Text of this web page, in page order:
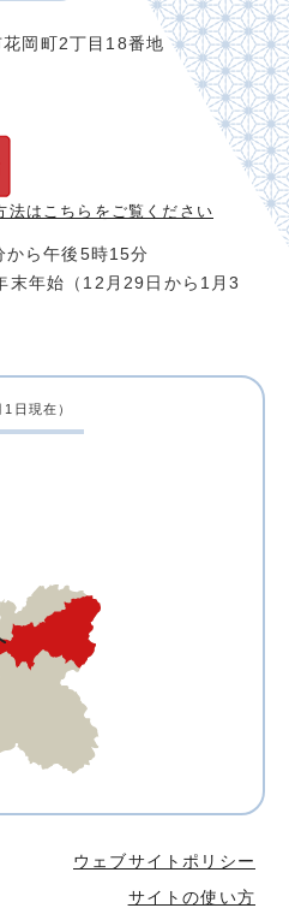
花岡町2丁目18番地
法は こちらをご覧ください
から午後5時15分
末年始（12月29日から1月3
1日現在）
ウェブサイトポリシー
サイトの使い方